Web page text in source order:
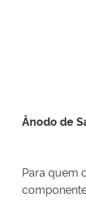
Ânodo de
Para quem